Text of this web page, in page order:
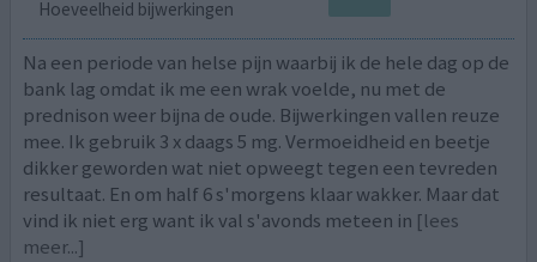
Hoeveelheid bijwerkingen
Na een periode van helse pijn waarbij ik de hele dag op de
bank lag omdat ik me een wrak voelde, nu met de
prednison weer bijna de oude. Bijwerkingen vallen reuze
mee. Ik gebruik 3 x daags 5 mg. Vermoeidheid en beetje
dikker geworden wat niet opweegt tegen een tevreden
resultaat. En om half 6 s'morgens klaar wakker. Maar dat
vind ik niet erg want ik val s'avonds meteen in [lees
meer...]